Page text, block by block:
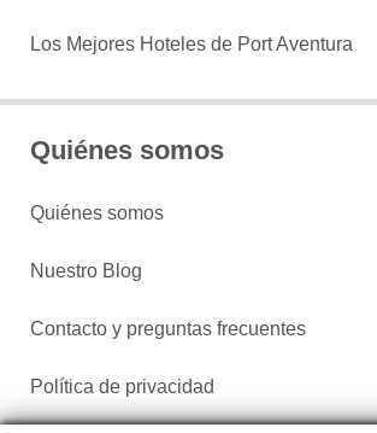
Los Mejores Hoteles de Port Aventura
Quiénes somos
Quiénes somos
Nuestro Blog
Contacto y preguntas frecuentes
Política de privacidad